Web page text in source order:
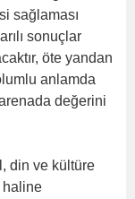
sağlaması
sonuçlar
öte yandan
anlamda
değerini
din ve kültüre
haline